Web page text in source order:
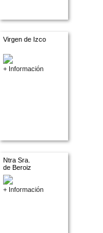
Virgen de Izco
+ Información
Ntra Sra.
de Beroiz
+ Información